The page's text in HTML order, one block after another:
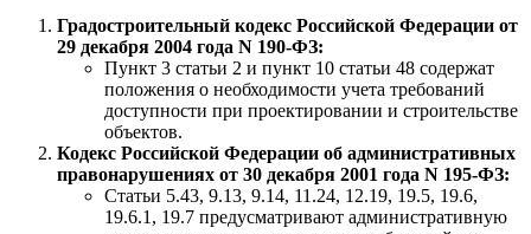
Градостроительный кодекс Российской Федерации от
29 декабря 2004 года N 190-ФЗ:
Пункт 3 статьи 2 и пункт 10 статьи 48 содержат
положения о необходимости учета требований
доступности при проектировании и строительстве
объектов.
Кодекс Российской Федерации об административных
правонарушениях от 30 декабря 2001 года N 195-ФЗ:
Статьи 5.43, 9.13, 9.14, 11.24, 12.19, 19.5, 19.6,
19.6.1, 19.7 предусматривают административную